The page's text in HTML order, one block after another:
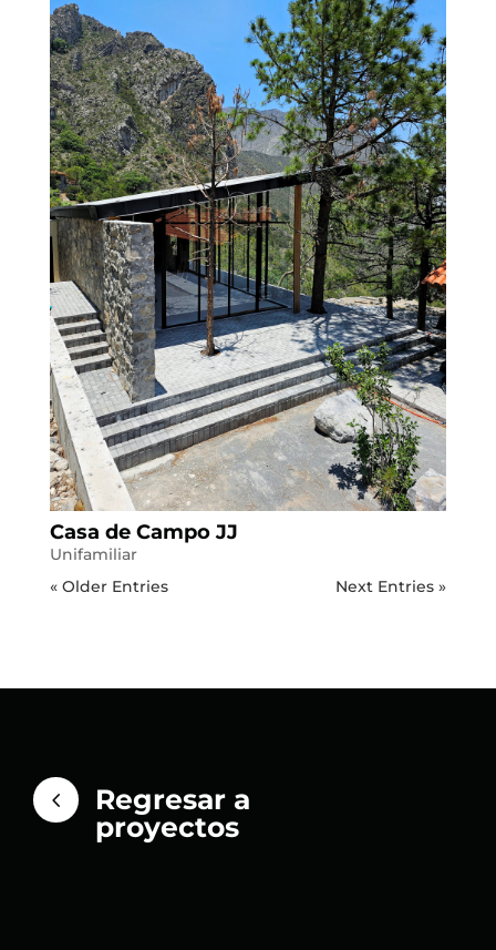
Casa de Campo JJ
Unifamiliar
« Older Entries
Next Entries »
4
Regresar a
proyectos